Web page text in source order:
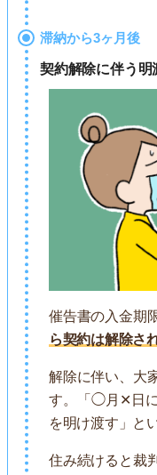
滞納から3ヶ月後
契約解除に伴う明
催告書の入金期
ら契約は解除さ
解除に伴い、大
す。「◯月✕日
を明け渡す」と
住み続けると裁